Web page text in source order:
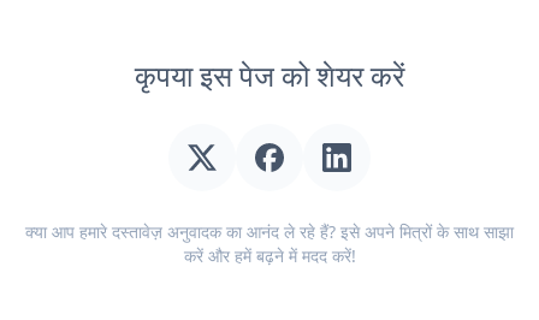
कृपया इस पेज को शेयर करें
क्या आप हमारे दस्तावेज़ अनुवादक का आनंद ले रहे हैं? इसे अपने मित्रों के साथ साझा
करें और हमें बढ़ने में मदद करें!